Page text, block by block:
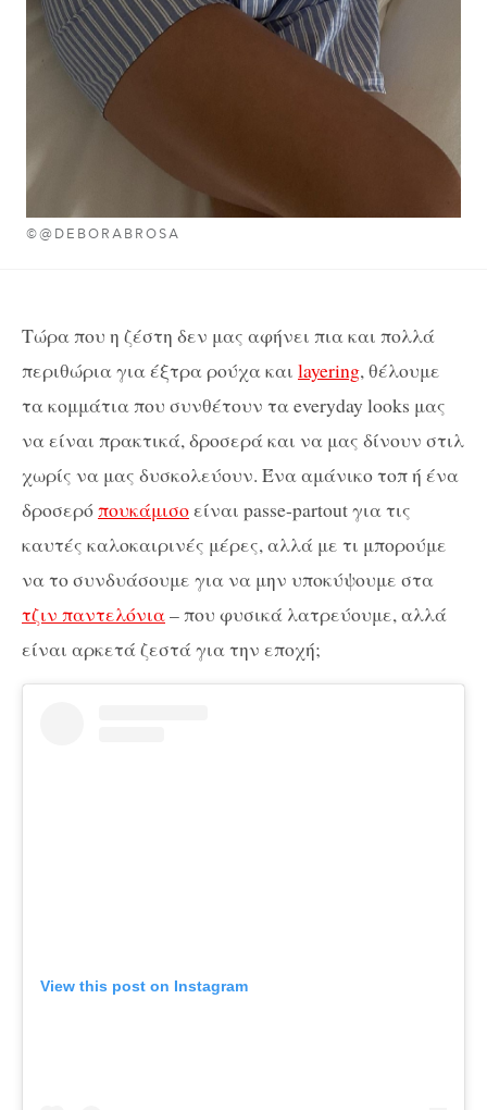
©@DEBORABROSA
Τώρα που η ζέστη δεν μας αφήνει πια και πολλά
περιθώρια για έξτρα ρούχα και layering, θέλουμε
τα κομμάτια που συνθέτουν τα everyday looks μας
να είναι πρακτικά, δροσερά και να μας δίνουν στιλ
χωρίς να μας δυσκολεύουν. Ένα αμάνικο τοπ ή ένα
δροσερόπουκάμισοείναι passe-partout για τις
καυτές καλοκαιρινές μέρες, αλλά με τι μπορούμε
να το συνδυάσουμε για να μην υποκύψουμε στα
τζιν παντελόνια– που φυσικά λατρεύουμε, αλλά
είναι αρκετά ζεστά για την εποχή;
View this post on Instagram